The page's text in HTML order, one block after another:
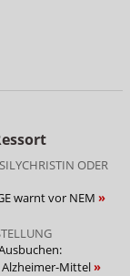
ODER
warnt vor NEM
Mittel